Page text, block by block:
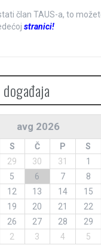
član TAUS-a, to
stranici!
avg 2026
S Č P S
29 30 31 1
5 6 7 8
12 13 14 15
19 20 21 22
26 27 28 29
2 3 4 5